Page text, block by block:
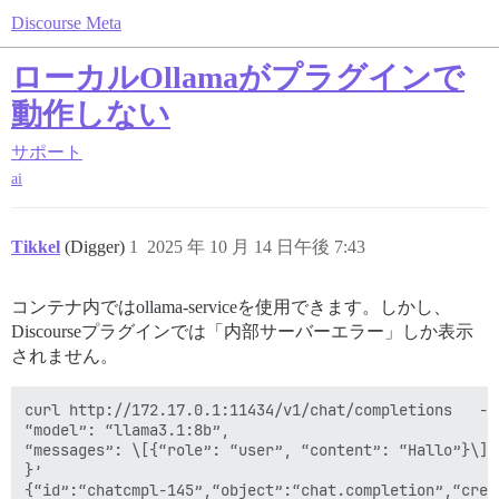
Discourse Meta
ローカルOllamaがプラグインで
動作しない
サポート
ai
Tikkel (Digger) 2025 年 10 月 14 日午後 7:43
1
コンテナ内ではollama-serviceを使用できます。しかし、
Discourseプラグインでは「内部サーバーエラー」しか表示
されません。
curl http://172.17.0.1:11434/v1/chat/completions   -
“model”: “llama3.1:8b”,
“messages”: \[{“role”: “user”, “content”: “Hallo”}\]
}’